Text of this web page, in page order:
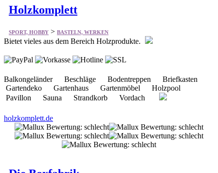
Holzkomplett
SPORT, HOBBY > BASTELN, WERKEN
Bietet vieles aus dem Bereich Holzprodukte.
Balkongeländer Beschläge Bodentreppen Briefkasten
Gartendeko Gartenhaus Gartenmöbel Holzpool
Pavillon Sauna Strandkorb Vordach
holzkomplett.de